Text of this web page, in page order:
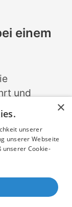
einem
und
ist jedoch
Notaren
Ihrer
Einsicht
×
unserer
unserer Webseite
unserer Cookie-